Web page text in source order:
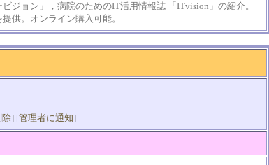
ジョン」，病院のためのIT活用情報誌 「ITvision」の紹介。
供。オンライン購入可能。
除] [管理者に通知]